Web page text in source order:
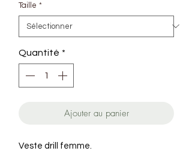
Taille *
Quantité *
Ajouter au panier
Veste drill femme.